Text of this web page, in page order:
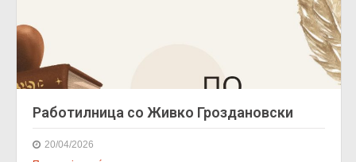
Работилница со Живко Гроздановски
20/04/2026